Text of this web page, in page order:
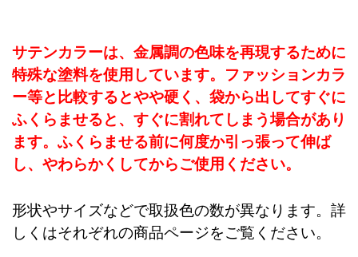
サテンカラーは、金属調の色味を再現するために
特殊な塗料を使用しています。ファッションカラ
ー等と比較するとやや硬く、袋から出してすぐに
ふくらませると、すぐに割れてしまう場合があり
ます。ふくらませる前に何度か引っ張って伸ば
し、やわらかくしてからご使用ください。
形状やサイズなどで取扱色の数が異なります。詳
しくはそれぞれの商品ページをご覧ください。